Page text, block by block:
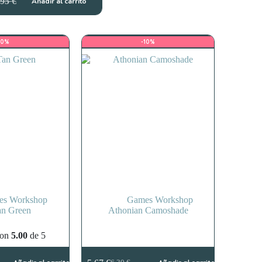
€.
€.
Workshop
Green
5.00de 5
-10%
Games Workshop
Athonian Camoshade